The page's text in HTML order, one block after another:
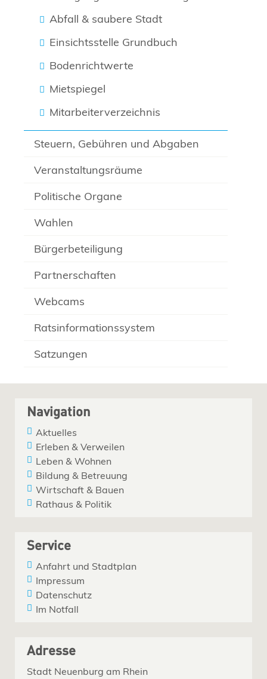
Abfall & saubere Stadt
Einsichtsstelle Grundbuch
Bodenrichtwerte
Mietspiegel
Mitarbeiterverzeichnis
Steuern, Gebühren und Abgaben
Veranstaltungsräume
Politische Organe
Wahlen
Bürgerbeteiligung
Partnerschaften
Webcams
Ratsinformationssystem
Satzungen
Navigation
Aktuelles
Erleben & Verweilen
Leben & Wohnen
Bildung & Betreuung
Wirtschaft & Bauen
Rathaus & Politik
Service
Anfahrt und Stadtplan
Impressum
Datenschutz
Im Notfall
Adresse
Stadt Neuenburg am Rhein